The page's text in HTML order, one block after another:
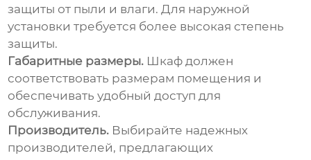
защиты от пыли и влаги. Для наружной
установки требуется более высокая степень
защиты.
Габаритные размеры. Шкаф должен
соответствовать размерам помещения и
обеспечивать удобный доступ для
обслуживания.
Производитель. Выбирайте надежных
производителей, предлагающих